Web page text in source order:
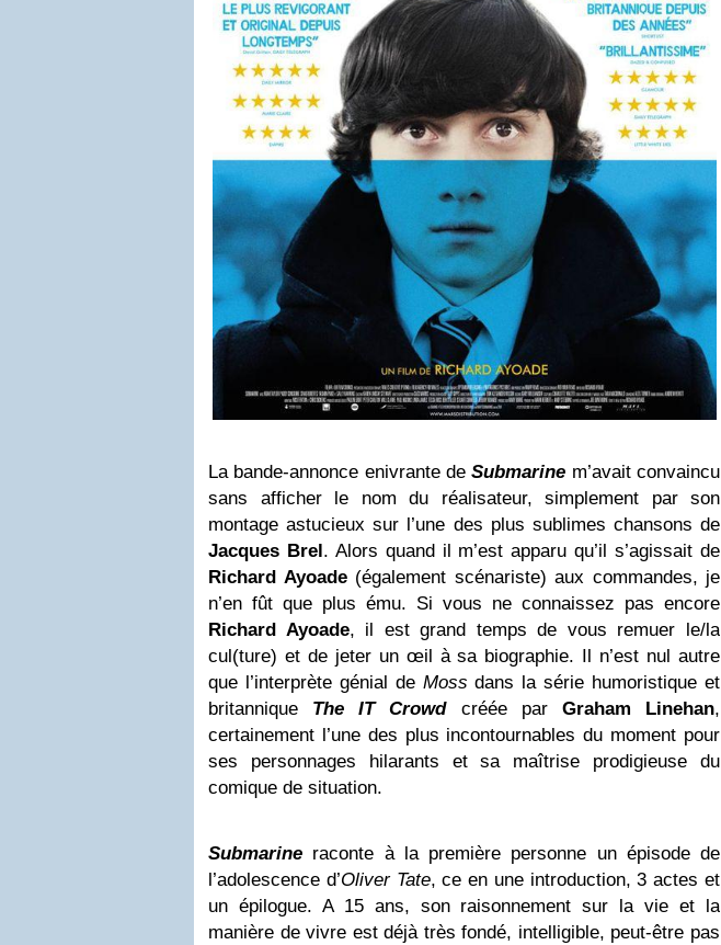
La bande-annonce enivrante deSubmarine m’avait convaincu
sans afficher le nom du réalisateur, simplement par son
montage astucieux sur l’une des plus sublimes chansons de
Jacques Brel . Alors quand il m’est apparu qu’il s’agissait de
Richard Ayoade(également scénariste) aux commandes, je
n’en fût que plus ému. Si vous ne connaissez pas encore
Richard Ayoade, il est grand temps de vous remuer le/la
cul(ture) et de jeter un œil à sa biographie. Il n’est nul autre
que l’interprète génial de Moss dans la série humoristique et
britannique The IT Crowdcréée par Graham Linehan,
certainement l’une des plus incontournables du moment pour
ses personnages hilarants et sa maîtrise prodigieuse du
comique de situation.
Submarine raconte à la première personne un épisode de
l’adolescence d’Oliver Tate, ce en une introduction, 3 actes et
un épilogue. A 15 ans, son raisonnement sur la vie et la
manière de vivre est déjà très fondé, intelligible, peut-être pas